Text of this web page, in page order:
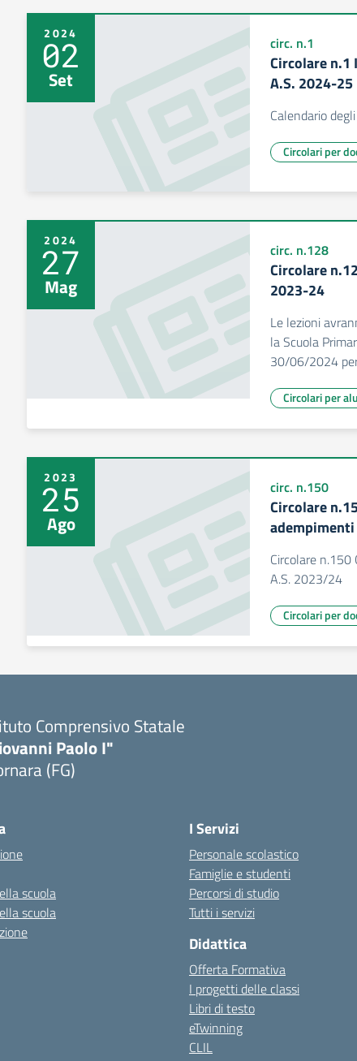
2024
02
Set
circ. n.1
Circolare
A.S. 2024-25
Calendario
Circolari per
2024
27
Mag
circ. n.128
Circolare
2023-24
Le lezioni
la Scuola
30/06/2024
Circolari per
2023
25
Ago
circ. n.150
Circolare
Circolare
A.S. 2023/24
Circolari per
Comprensivo Statale
Paolo I"
(FG)
scuola
scuola
I Servizi
Personale scolastico
Famiglie e studenti
Percorsi di studio
Tutti i servizi
Didattica
Offerta Formativa
I progetti delle classi
Libri di testo
eTwinning
CLIL